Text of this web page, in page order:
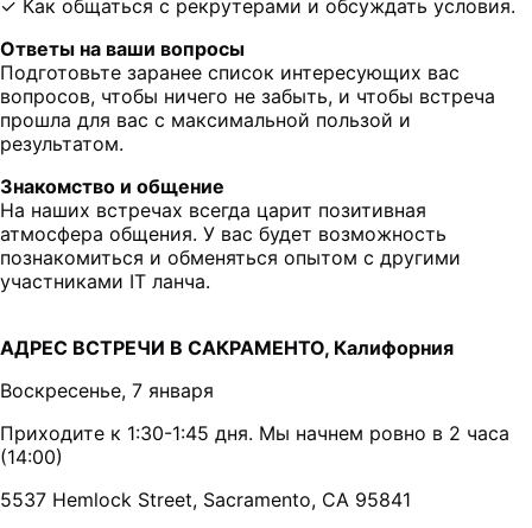
✓ Как общаться с рекрутерами и обсуждать условия.
Ответы на ваши вопросы
Подготовьте заранее список интересующих вас
вопросов, чтобы ничего не забыть, и чтобы встреча
прошла для вас с максимальной пользой и
результатом.
Знакомство и общение
На наших встречах всегда царит позитивная
атмосфера общения. У вас будет возможность
познакомиться и обменяться опытом с другими
участниками IT ланча.
АДРЕС ВСТРЕЧИ В САКРАМЕНТО, Калифорния
Воскресенье, 7 января
Приходите к 1:30-1:45 дня. Мы начнем ровно в 2 часа
(14:00)
5537 Hemlock Street, Sacramento, CA 95841